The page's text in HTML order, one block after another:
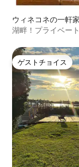
ウィネコネの一軒家
湖畔！プライベー
ゲストチョイス
ゲストチョイス